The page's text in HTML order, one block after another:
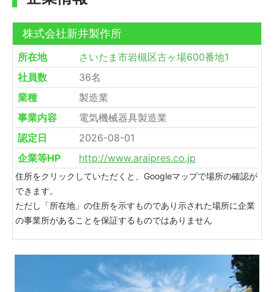
株式会社新井製作所
所在地
さいたま市岩槻区古ヶ場600番地1
社員数
36名
業種
製造業
事業内容
電気機械器具製造業
認定日
2026-08-01
企業等HP
http://www.araipres.co.jp
住所をクリックしていただくと、Googleマップで場所の確認が
できます。
ただし「所在地」の住所を示すものであり示された場所に企業
の事業所があることを保証するものではありません